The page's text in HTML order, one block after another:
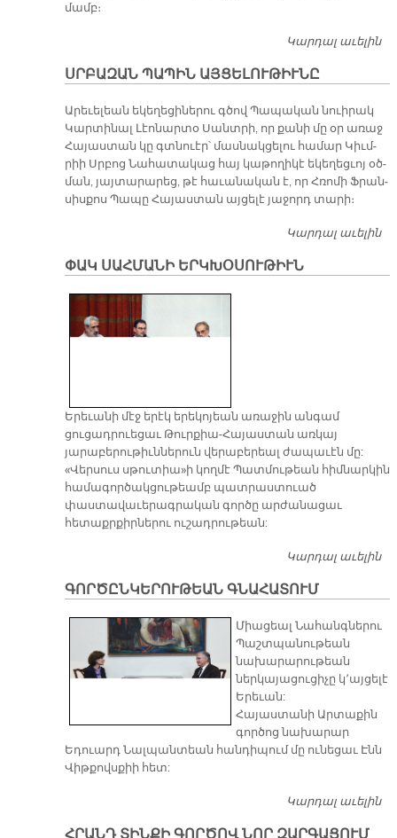
մամբ։
Կարդալ աւելին
ՍՐԲԱԶԱՆ ՊԱՊԻՆ ԱՅՑԵԼՈՒԹԻՒՆԸ
Ա­րե­ւե­լեան ե­կե­ղե­ցի­նե­րու գծով Պա­պա­կան նուի­րակ
Կար­տի­նալ Լէո­նար­տօ Սանտ­րի, որ քա­նի մը օր ա­ռաջ
Հա­յաս­տան կը գտնուէր՝ մաս­նակ­ցե­լու հա­մար Կիւմ­
րիի Սրբոց Նա­հա­տա­կաց հայ կա­թո­ղի­կէ ե­կե­ղեց­ւոյ օծ­
ման, յայ­տա­րա­րեց, թէ հա­ւա­նա­կան է, որ Հռո­մի Ֆրան­
սիս­քոս Պա­պը Հա­յաս­տան այ­ցե­լէ յա­ջորդ տա­րի։
Կարդալ աւելին
ՓԱԿ ՍԱՀՄԱՆԻ ԵՐԿԽՕՍՈՒԹԻՒՆ
Երեւանի մէջ երէկ երեկոյեան առաջին անգամ
ցուցադրուեցաւ Թուրքիա-Հայաստան առկայ
յարաբերութիւններուն վերաբերեալ ժապաւէն մը:
«Վերսուս սթուտիա»ի կողմէ Պատմութեան հիմնարկին
համագործակցութեամբ պատրաստուած
փաստավաւերագրական գործը արժանացաւ
հետաքրքիրներու ուշադրութեան:
Կարդալ աւելին
ԳՈՐԾԸՆԿԵՐՈՒԹԵԱՆ ԳՆԱՀԱՏՈՒՄ
​Միացեալ Նահանգներու
Պաշտպանութեան
նախարարութեան
ներկայացուցիչը կ՚այցելէ
Երեւան:
Հայաստանի Արտաքին
գործոց նախարար
Եդուարդ Նալպանտեան հանդիպում մը ունեցաւ Էնն
Վիթքովսքիի հետ:
Կարդալ աւելին
ՀՐԱՆԴ ՏԻՆՔԻ ԳՈՐԾՈՎ ՆՈՐ ԶԱՐԳԱՑՈՒՄ